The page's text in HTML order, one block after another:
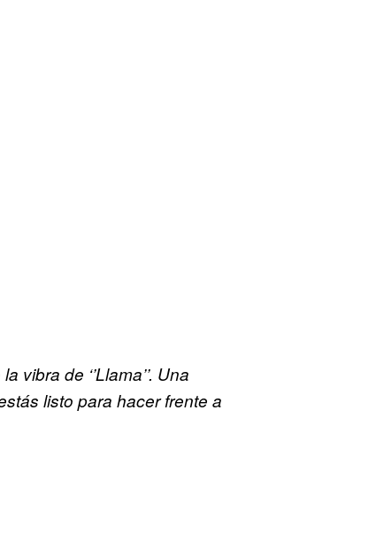
de ‘’Llama’’. Una
listo para hacer frente a